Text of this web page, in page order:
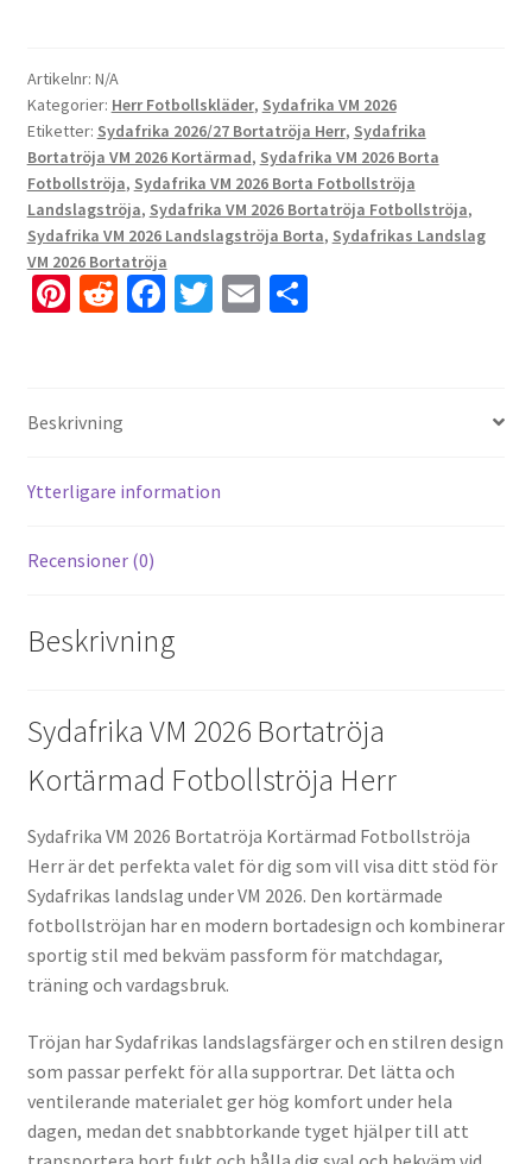
Artikelnr: N/A
Kategorier: Herr Fotbollskläder, Sydafrika VM 2026
Etiketter: Sydafrika 2026/27 Bortatröja Herr, Sydafrika
Bortatröja VM 2026 Kortärmad, Sydafrika VM 2026 Borta
Fotbollströja, Sydafrika VM 2026 Borta Fotbollströja
Landslagströja, Sydafrika VM 2026 Bortatröja Fotbollströja,
Sydafrika VM 2026 Landslagströja Borta, Sydafrikas Landslag
VM 2026 Bortatröja
Pi
es
R
di
t
Fa
k
T E D
Beskrivning
Ytterligare information
Recensioner (0)
Beskrivning
Sydafrika VM 2026 Bortatröja
Kortärmad Fotbollströja Herr
Sydafrika VM 2026 Bortatröja Kortärmad Fotbollströja
Herr är det perfekta valet för dig som vill visa ditt stöd för
Sydafrikas landslag under VM 2026. Den kortärmade
fotbollströjan har en modern bortadesign och kombinerar
sportig stil med bekväm passform för matchdagar,
träning och vardagsbruk.
Tröjan har Sydafrikas landslagsfärger och en stilren design
som passar perfekt för alla supportrar. Det lätta och
ventilerande materialet ger hög komfort under hela
dagen, medan det snabbtorkande tyget hjälper till att